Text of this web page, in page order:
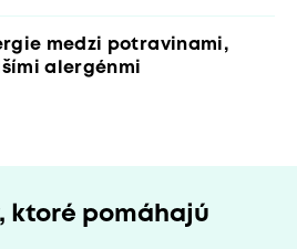
medzi potravinami,
alergénmi
ktoré pomáhajú